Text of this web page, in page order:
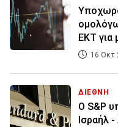
ΕΚΤ για
16 Οκτ
ΔΙΕΘΝΗ
Ο S&P
Ισραήλ